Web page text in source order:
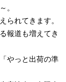
。
られてきます。
報道も増えてき
やっと出荷の準